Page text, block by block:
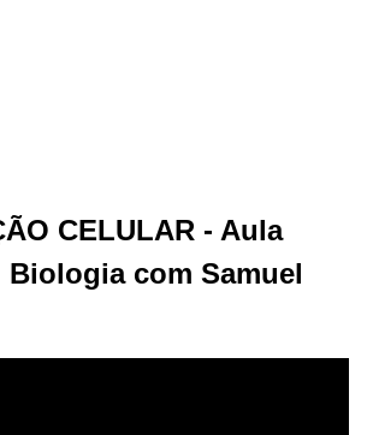
CELULAR - Aula
Biologia com Samuel